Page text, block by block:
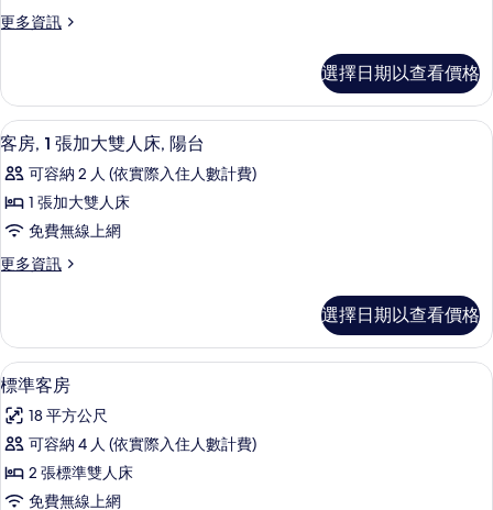
張
大
雙
人
床,
庭
園
的
相
片
更多資訊
更
2
張
加
雙
人
庭
園
的
選擇日期以查看價格
顯
示
客
房,
張
大
雙
人
床,
陽
台
的
客房, 1 張加大雙人床, 陽台 | 高級寢
6
客房, 1 張加大雙人床, 陽台
可容納 2 人 (依實際入住人數計費)
1 張加大雙人床
免費無線上網
更多資訊
更
1
張
加
雙
人
陽
台
選擇日期以查看價格
顯
示
標
準
客
標準客房 | 高級寢具、書桌、遮光布/
6
標準客房
18 平方公尺
可容納 4 人 (依實際入住人數計費)
2 張標準雙人床
免費無線上網